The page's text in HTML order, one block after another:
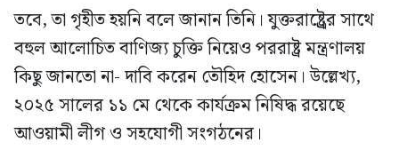
তবে, তা গৃহীত হয়নি বলে জানান তিনি। যুক্তরাষ্ট্র্রের সাথে
বহুল আলোচিত বাণিজ্য চুক্তি নিয়েও পররাষ্ট্র মন্ত্রণালয়
কিছু জানতো না- দাবি করেন তৌহিদ হোসেন। উল্লেখ্য,
২০২৫ সালের ১১ মে থেকে কার্যক্রম নিষিদ্ধ রয়েছে
আওয়ামী লীগ ও সহযোগী সংগঠনের।